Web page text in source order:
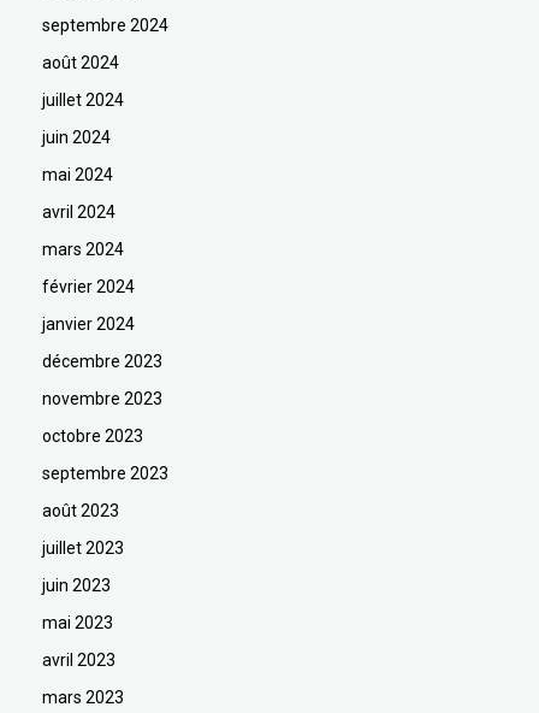
septembre 2024
août 2024
juillet 2024
juin 2024
mai 2024
avril 2024
mars 2024
février 2024
janvier 2024
décembre 2023
novembre 2023
octobre 2023
septembre 2023
août 2023
juillet 2023
juin 2023
mai 2023
avril 2023
mars 2023